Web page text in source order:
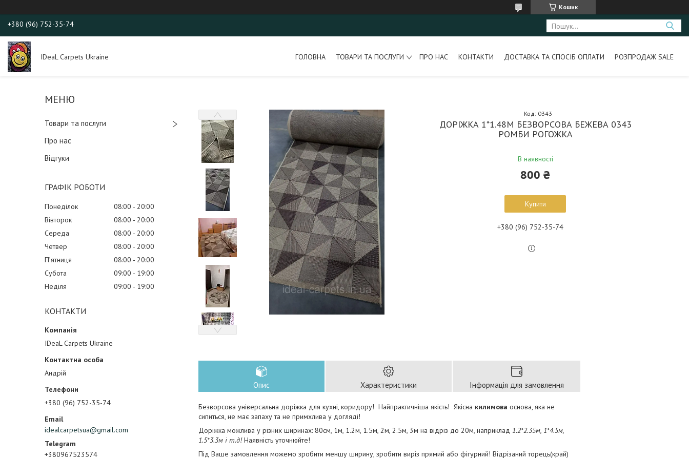
Кошик
+380 (96) 752-35-74
IDeaL Carpets Ukraine ГОЛОВНА ТОВАРИ ТА ПОСЛУГИ ПРО НАС КОНТАКТИ ДОСТАВКА ТА СПОСІБ ОПЛАТИ РОЗПРОДАЖ SALE
Товари та послуги
Про нас
Відгуки
ГРАФІК РОБОТИ
Понеділок 08:00
20:00
Вівторок
08:00
20:00
Середа
08:00
20:00
Четвер
08:00
20:00
Пʼятниця
08:00
20:00
Субота
09:00
19:00
Неділя
09:00 19:00
КОНТАКТИ
IDeaL Carpets Ukraine
Андрій
+380 (96) 752-35-74
idealcarpetsua@gmail.com
+380967523574
ДОРІЖКА 1*1.48М БЕЗВОРСОВА БЕЖЕВА 0343
РОМБИ РОГОЖКА
В наявності
Код: 0343
800 ₴
Купити
+380 (96) 752-35-74
Опис Характеристики Інформація для замовлення
Безворсова універсальна доріжка для кухні, коридору! Найпрактичніша якість! Якісна килимова основа, яка не
сипиться, не має запаху та не примхлива у догляді!
Доріжка можлива у різних ширинах: 80см, 1м, 1.2м, 1.5м, 2м, 2.5м, 3м на відріз до 20м, наприклад 1.2*2.35м, 1*4.5м,
1.5*3.3м і т.д!Наявність уточнюйте!
Під Ваше замовлення можемо зробити меншу ширину, зробити виріз прямий або фігурний! Відрізаний торець(край)